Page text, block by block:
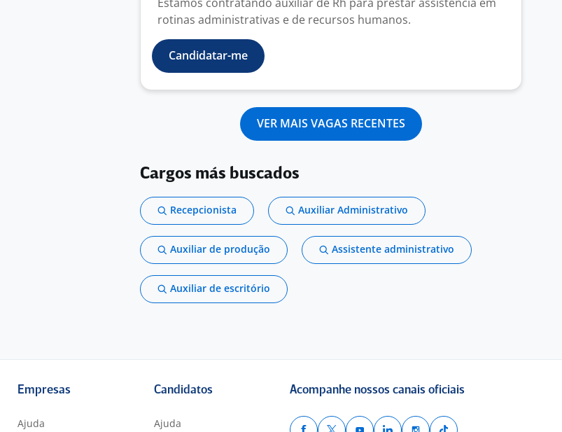
rotinas administrativas e de recursos humanos.
Candidatar-me
VER MAIS VAGAS RECENTES
Cargos más buscados
Recepcionista Auxiliar Administrativo
Auxiliar de produção Assistente administrativo
Auxiliar de escritório
Empresas
Ajuda
Candidatos
Ajuda
Acompanhe nossos canais oficiais